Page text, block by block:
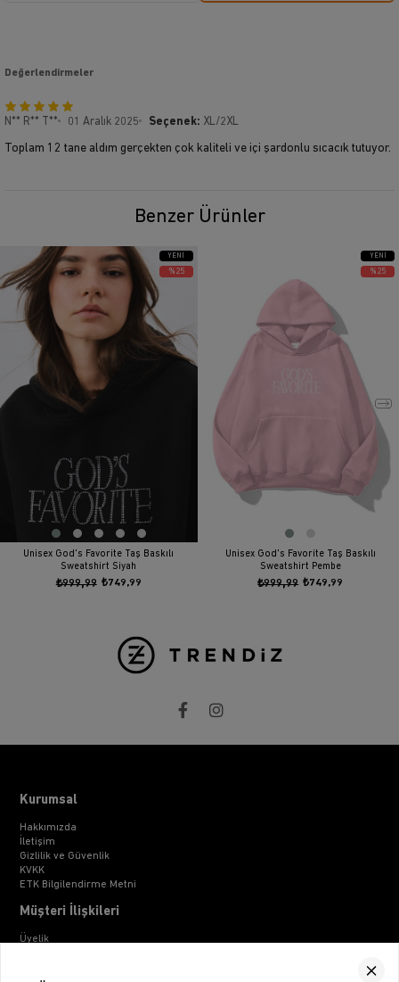
Değerlendirmeler
N** R** T** 01 Aralık 2025 Seçenek: XL/2XL
Toplam 12 tane aldım gerçekten çok kaliteli ve içi şardonlu sıcacık tutuyor.
Benzer Ürünler
Unisex God's Favorite Taş Baskılı
Sweatshirt Siyah
₺749,99
₺999,99
YENI
ÜRÜN
%25
Unisex God's Favorite Taş Baskılı
Sweatshirt Pembe
₺749,99
₺999,99
YENI
ÜRÜN
%25
Kurumsal
Hakkımızda
İletişim
Gizlilik ve Güvenlik
KVKK
ETK Bilgilendirme Metni
Müşteri İlişkileri
Üyelik